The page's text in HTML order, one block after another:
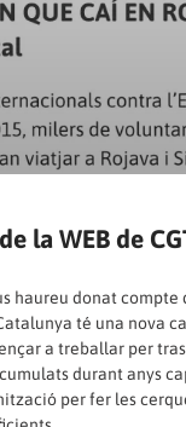
la WEB de
haureu donat compte
té una nova
a treballar per
durant anys
per fer les